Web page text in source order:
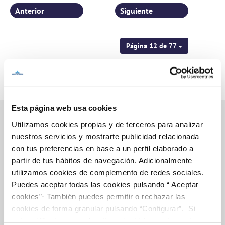
Esta página web usa cookies
Utilizamos cookies propias y de terceros para analizar
nuestros servicios y mostrarte publicidad relacionada
con tus preferencias en base a un perfil elaborado a
partir de tus hábitos de navegación. Adicionalmente
utilizamos cookies de complemento de redes sociales.
Puedes aceptar todas las cookies pulsando “ Aceptar
cookies”· También puedes permitir o rechazar las
cookies de forma granular pulsando “Configurar”. Si
Página 12 de 77
Anterior Siguiente
Inicio
Gestiones Online